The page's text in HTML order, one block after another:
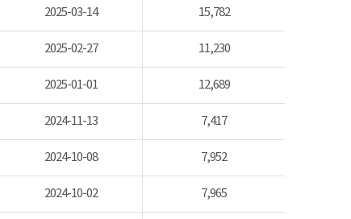
2025-03-14 15,782
2025-02-27 11,230
2025-01-01 12,689
2024-11-13 7,417
2024-10-08 7,952
2024-10-02 7,965